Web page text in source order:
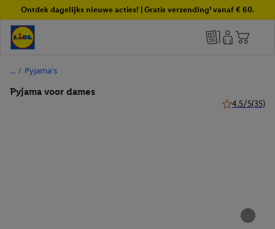
Ontdek dagelijks nieuwe acties! | Gratis verzending¹ vanaf € 60.
/ Pyjama's
Pyjama voor dames
4.5/5(35)